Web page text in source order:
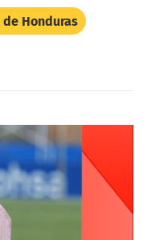
Honduras